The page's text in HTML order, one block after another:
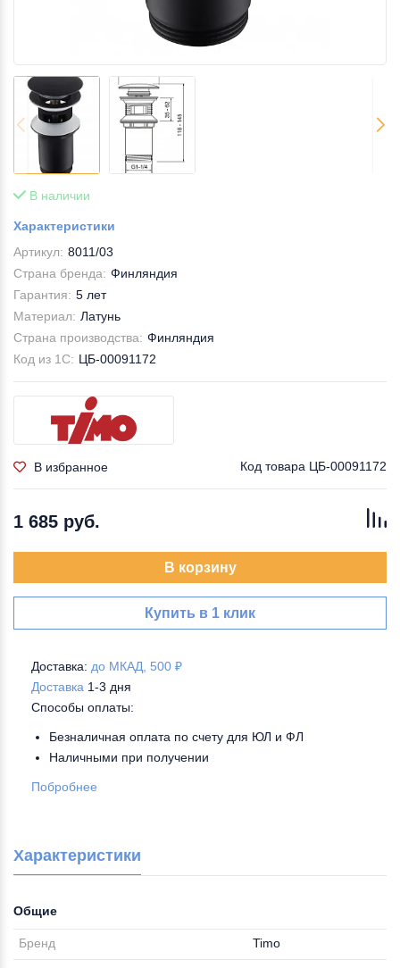
В наличии
Характеристики
Артикул: 8011/03
Страна бренда: Финляндия
Гарантия: 5 лет
Материал: Латунь
Страна производства: Финляндия
Код из 1С: ЦБ-00091172
В избранное Код товара ЦБ-00091172
1 685 руб.
В корзину
Купить в 1 клик
Доставка: до МКАД, 500 ₽
Доставка 1-3 дня
Способы оплаты:
Безналичная оплата по счету для ЮЛ и ФЛ
Наличными при получении
Побробнее
Характеристики
Общие
Бренд Timo